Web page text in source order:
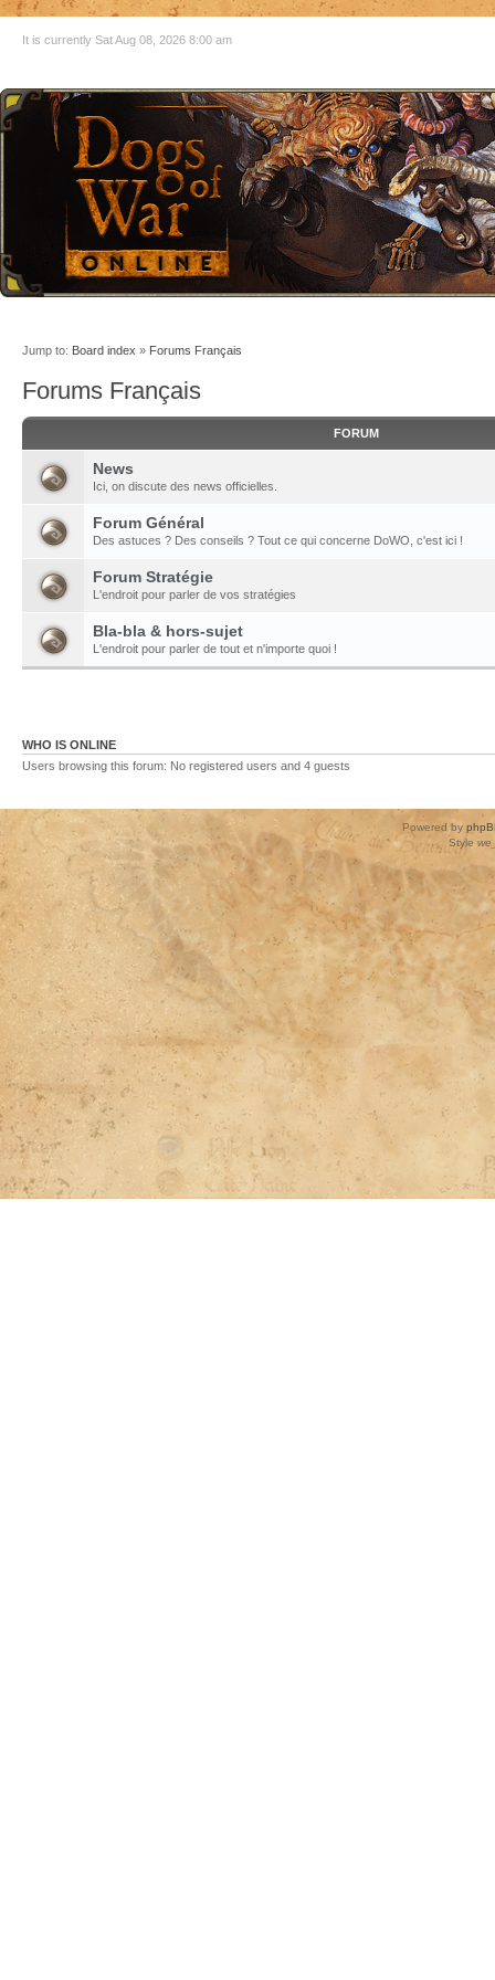
It is currently Sat Aug 08, 2026 8:00 am
Jump to: Board index » Forums Français
Forums Français
FORUM
News
Ici, on discute des news officielles.
Forum Général
Des astuces ? Des conseils ? Tout ce qui concerne DoWO, c'est ici !
Forum Stratégie
L'endroit pour parler de vos stratégies
Bla-bla & hors-sujet
L'endroit pour parler de tout et n'importe quoi !
WHO IS ONLINE
Users browsing this forum: No registered users and 4 guests
Powered by
Style